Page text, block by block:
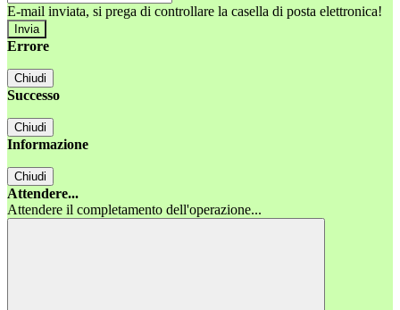
E-mail inviata, si prega di controllare la casella di posta elettronica!
Errore
Chiudi
Successo
Chiudi
Informazione
Chiudi
Attendere...
Attendere il completamento dell'operazione...